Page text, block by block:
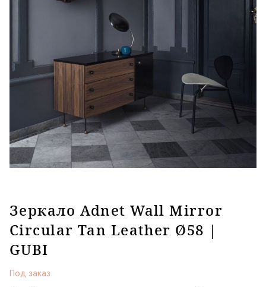
Зеркало Adnet Wall Mirror
Circular Tan Leather Ø58 |
GUBI
Под заказ